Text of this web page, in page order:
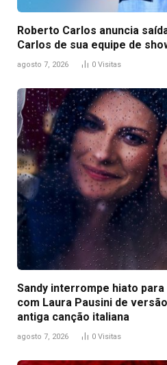
Roberto Carlos anuncia
Carlos de sua equipe de
agosto 7, 2026 0 Visitas
Sandy interrompe hiato
com Laura Pausini de
antiga canção italiana
agosto 7, 2026 0 Visitas